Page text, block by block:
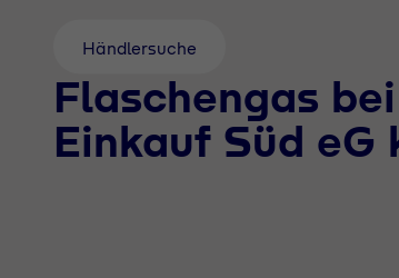
Händlersuche
Flaschengas
Einkauf Süd eG